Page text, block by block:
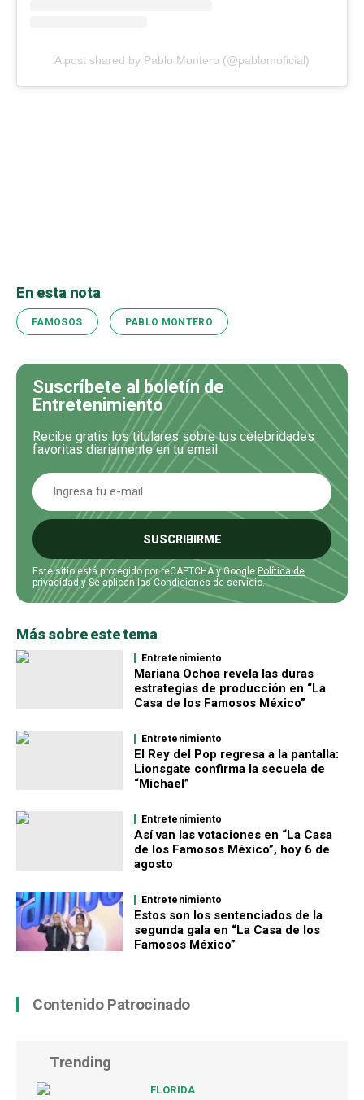
A post shared by Pablo Montero (@pablomoficial)
En esta nota
FAMOSOS PABLO MONTERO
Suscríbete al boletín de
Entretenimiento
Recibe gratis los titulares sobre tus celebridades
favoritas diariamente en tu email
SUSCRIBIRME
Este sitio está protegido por reCAPTCHA y Google Política de
privacidad y Se aplican lasCondiciones de servicio.
Más sobre este tema
Entretenimiento
Mariana Ochoa revela las duras
estrategias de producción en “La
Casa de los Famosos México”
Entretenimiento
El Rey del Pop regresa a la pantalla:
Lionsgate confirma la secuela de
“Michael”
Entretenimiento
Así van las votaciones en “La Casa
de los Famosos México”, hoy 6 de
agosto
Entretenimiento
Estos son los sentenciados de la
segunda gala en “La Casa de los
Famosos México”
Contenido Patrocinado
Trending
FLORIDA